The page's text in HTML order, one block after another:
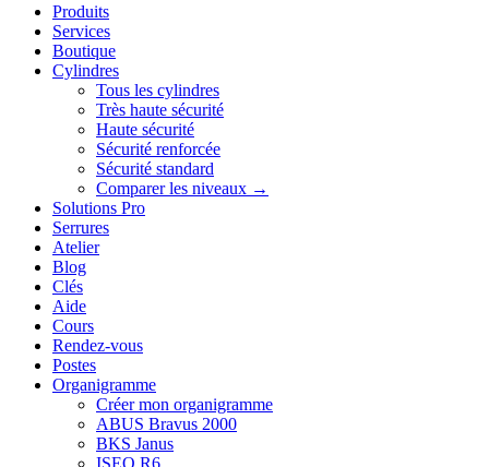
Produits
Services
Boutique
Cylindres
Tous les cylindres
Très haute sécurité
Haute sécurité
Sécurité renforcée
Sécurité standard
Comparer les niveaux →
Solutions Pro
Serrures
Atelier
Blog
Clés
Aide
Cours
Rendez-vous
Postes
Organigramme
Créer mon organigramme
ABUS Bravus 2000
BKS Janus
ISEO R6